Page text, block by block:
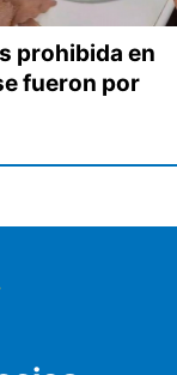
prohibida en
fueron por